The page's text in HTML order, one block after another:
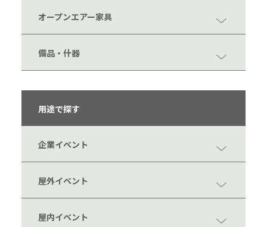
オープンエアー家具
備品・什器
用途で探す
企業イベント
屋外イベント
屋内イベント